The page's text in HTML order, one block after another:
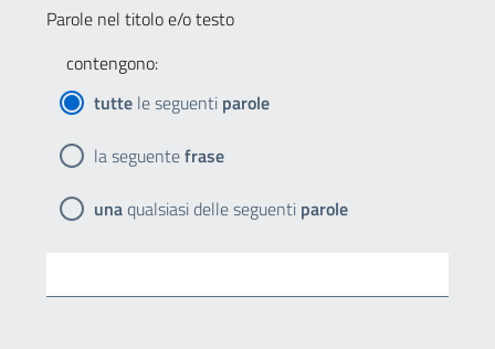
Parole nel titolo e/o testo
contengono:
tutte le seguenti parole
la seguentefrase
unaqualsiasi delle seguenti parole